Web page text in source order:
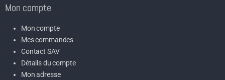
Mon compte
Mon compte
Mes commandes
Contact SAV
Détails du compte
Mon adresse